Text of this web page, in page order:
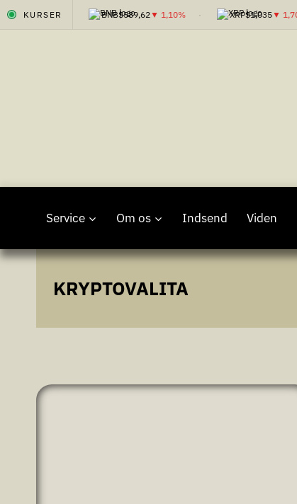
KURSER
▲ 0,00% BNB$589,62▼ 1,10% XRP$1,035▼ 1,70%
Service Om os Indsend Viden
KRYPTOVALITA